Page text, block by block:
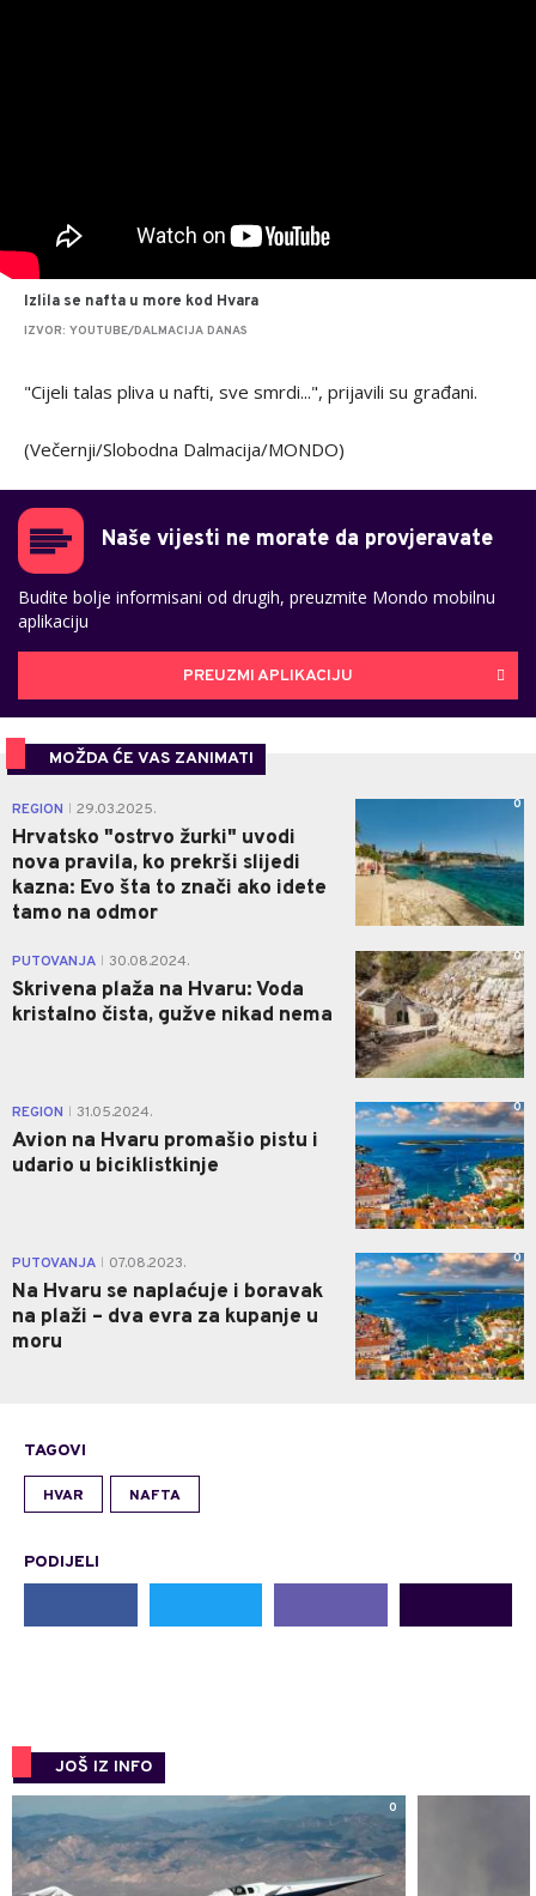
Izlila se nafta u more kod Hvara
IZVOR: YOUTUBE/DALMACIJA DANAS
"Cijeli talas pliva u nafti, sve smrdi...", prijavili su građani.
(Večernji/Slobodna Dalmacija/MONDO)
Naše vijesti ne morate da provjeravate
Budite bolje informisani od drugih, preuzmite Mondo mobilnu
aplikaciju
PREUZMI APLIKACIJU
MOŽDA ĆE VAS ZANIMATI
REGION 29.03.2025.
Hrvatsko "ostrvo žurki" uvodi
nova pravila, ko prekrši slijedi
kazna: Evo šta to znači ako idete
tamo na odmor
0
PUTOVANJA 30.08.2024.
Skrivena plaža na Hvaru: Voda
kristalno čista, gužve nikad nema
0
REGION 31.05.2024.
Avion na Hvaru promašio pistu i
udario u biciklistkinje
0
PUTOVANJA 07.08.2023.
Na Hvaru se naplaćuje i boravak
na plaži – dva evra za kupanje u
moru
0
TAGOVI
HVAR NAFTA
PODIJELI
JOŠ IZ INFO
0